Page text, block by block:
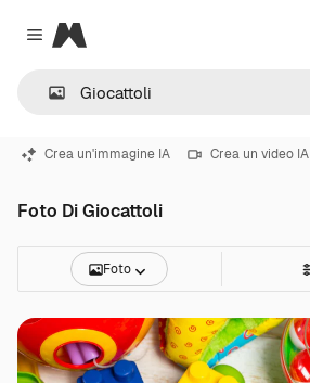
Close menu
Magnific
Crea un'immagine IA Crea un video IA
Foto Di Giocattoli
Foto